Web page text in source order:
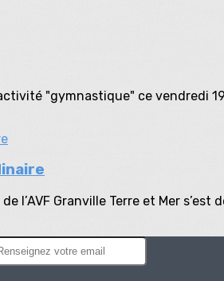
"gymnastique" ce vendredi
l’AVF Granville Terre et Mer s’est